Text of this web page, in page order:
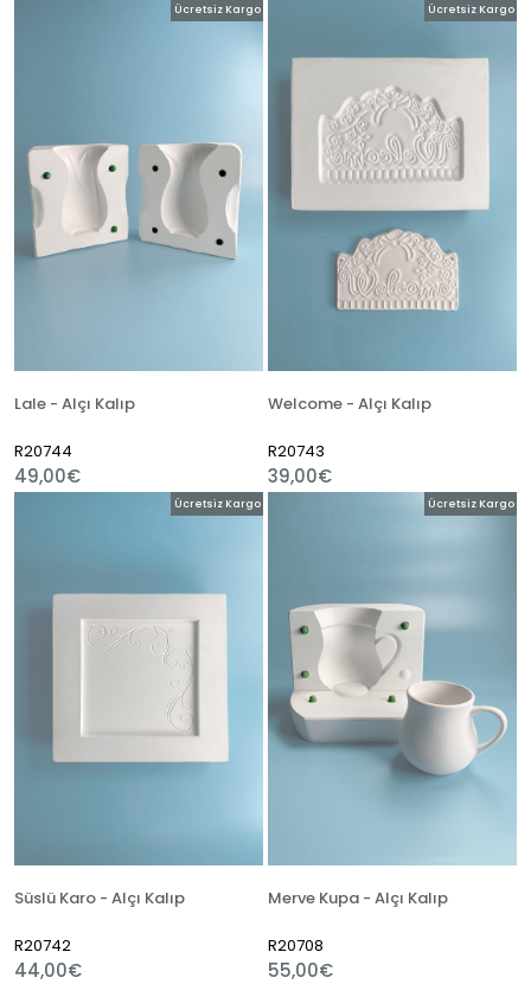
Lale - Alçı Kalıp
R20744
49,00€
Ücretsiz Kargo
Welcome - Alçı Kalıp
R20743
39,00€
Ücretsiz Kargo
Süslü Karo - Alçı Kalıp
R20742
44,00€
Ücretsiz Kargo
Merve Kupa - Alçı Kalıp
R20708
55,00€
Ücretsiz Kargo